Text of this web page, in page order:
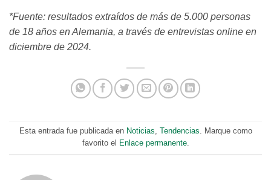
*Fuente: resultados extraídos de más de 5.000 personas
de 18 años en Alemania, a través de entrevistas online en
diciembre de 2024.
Esta entrada fue publicada en Noticias, Tendencias. Marque como
favorito el Enlace permanente.